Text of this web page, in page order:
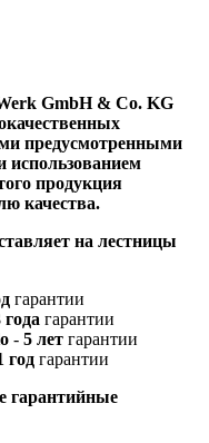
GmbH & Со. KG
предусмотренными
использованием
продукция
качества.
на лестницы
гарантии
года гарантии
- 5 лет гарантии
год гарантии
гарантийные